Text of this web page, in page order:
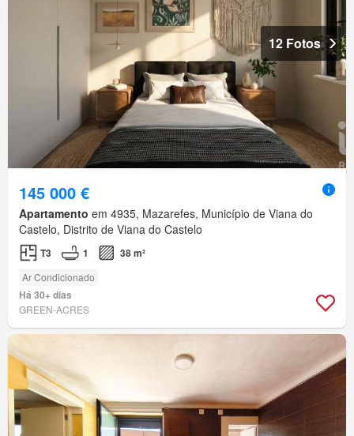
12 Fotos
145 000 €
Apartamento em 4935, Mazarefes, Município de Viana do
Castelo, Distrito de Viana do Castelo
T3 1 38 m²
Ar Condicionado
Há 30+ dias
GREEN-ACRES